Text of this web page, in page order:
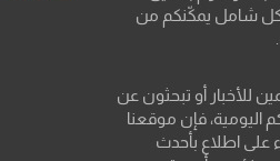
شامل يمكّنكم من
للأخبار أو تبحثون عن
اليومية، فإن موقعنا
على اطلاع بأحدث